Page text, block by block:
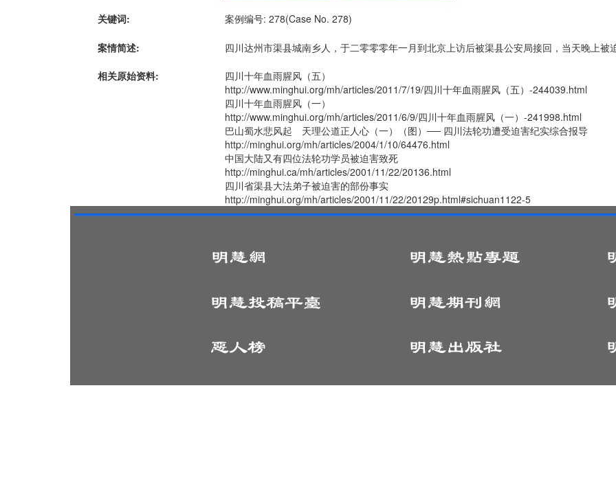
关键词: 案例编号: 278(Case No. 278)
案情简述: 四川达州市渠县城南乡人，于二零零零年一月到北京上访后被渠县公安局接回，当天晚上被
相关原始资料:
四川十年血雨腥风（五）
http://www.minghui.org/mh/articles/2011/7/19/四川十年血雨腥风（五）-244039.html
四川十年血雨腥风（一）
http://www.minghui.org/mh/articles/2011/6/9/四川十年血雨腥风（一）-241998.html
巴山蜀水悲风起 天理公道正人心（一）（图）── 四川法轮功遭受迫害纪实综合报导
http://minghui.org/mh/articles/2004/1/10/64476.html
中国大陆又有四位法轮功学员被迫害致死
http://minghui.ca/mh/articles/2001/11/22/20136.html
四川省渠县大法弟子被迫害的部份事实
http://minghui.org/mh/articles/2001/11/22/20129p.html#sichuan1122-5